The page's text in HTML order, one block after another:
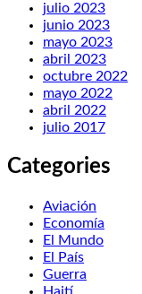
julio 2023
junio 2023
mayo 2023
abril 2023
octubre 2022
mayo 2022
abril 2022
julio 2017
Categories
Aviación
Economía
El Mundo
El País
Guerra